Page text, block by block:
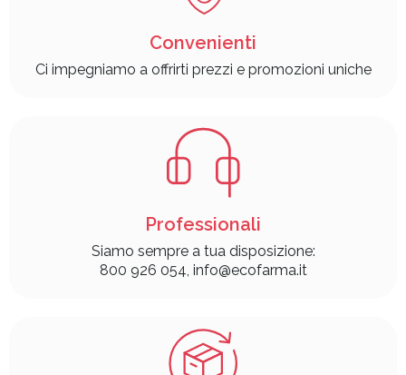
Convenienti
Ci impegniamo a offrirti prezzi e promozioni uniche
Professionali
Siamo sempre a tua disposizione:
800 926 054, info@ecofarma.it